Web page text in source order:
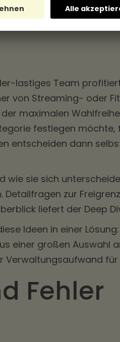
zu
lastiges Team
von Streaming- oder
maximalen
festlegen
entscheiden dann
wie sie sich
. Detailfragen zur
liefert der Deep
Ideen in einer
einer großen Auswahl
Verwaltungsaufwand für
Fehler